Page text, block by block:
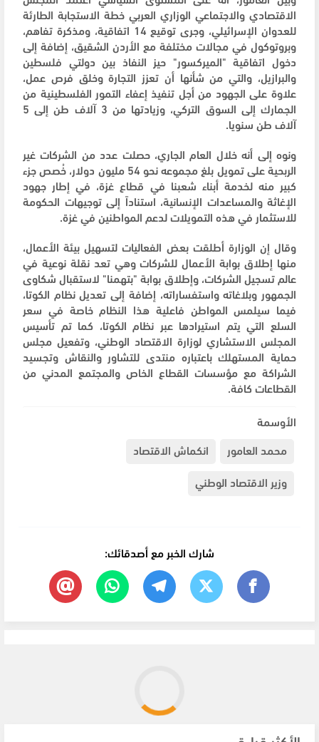
الاقتصادي والاجتماعي الوزاري العربي خطة الاستجابة الطارئة
للعدوان الإسرائيلي، وجرى توقيع 14 اتفاقية، ومذكرة تفاهم،
وبروتوكول في مجالات مختلفة مع الأردن الشقيق، إضافة إلى
دخول اتفاقية "الميركسور" حيز النفاذ بين دولتي فلسطين
والبرازيل، والتي من شأنها أن تعزز التجارة وخلق فرص عمل،
علاوة على الجهود من أجل تنفيذ إعفاء التمور الفلسطينية من
الجمارك إلى السوق التركي، وزيادتها من 3 آلاف طن إلى 5
آلاف طن سنويا.
ونوه إلى أنه خلال العام الجاري، حصلت عدد من الشركات غير
الربحية على تمويل بلغ مجموعه نحو 54 مليون دولار، خُصص جزء
كبير منه لخدمة أبناء شعبنا في قطاع غزة، في إطار جهود
الإغاثة والمساعدات الإنسانية، استناداً إلى توجيهات الحكومة
للاستثمار في هذه التمويلات لدعم المواطنين في غزة.
وقال إن الوزارة أطلقت بعض الفعاليات لتسهيل بيئة الأعمال،
منها إطلاق بوابة الأعمال للشركات وهي تعد نقلة نوعية في
عالم تسجيل الشركات، وإطلاق بوابة "بتهمنا" لاستقبال شكاوى
الجمهور وبلاغاته واستفساراته، إضافة إلى تعديل نظام الكوتا،
فيما سيلمس المواطن فاعلية هذا النظام خاصة في سعر
السلع التي يتم استيرادها عبر نظام الكوتا، كما تم تأسيس
المجلس الاستشاري لوزارة الاقتصاد الوطني، وتفعيل مجلس
حماية المستهلك باعتباره منتدى للتشاور والنقاش وتجسيد
الشراكة مع مؤسسات القطاع الخاص والمجتمع المدني من
القطاعات كافة.
الأوسمة
محمد العامور
انكماش الاقتصاد
وزير الاقتصاد الوطني
شارك الخبر مع أصدقائك: